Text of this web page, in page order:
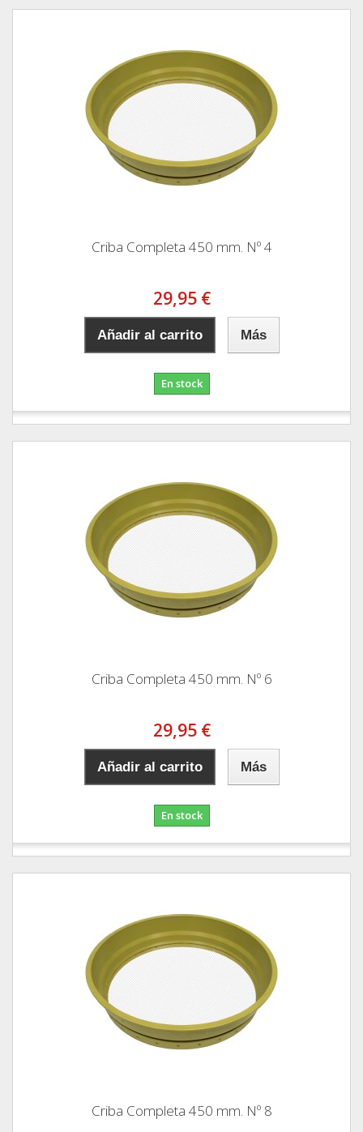
Criba Completa 450 mm. Nº 4
29,95 €
Añadir al carrito Más
En stock
Criba Completa 450 mm. Nº 6
29,95 €
Añadir al carrito Más
En stock
Criba Completa 450 mm. Nº 8